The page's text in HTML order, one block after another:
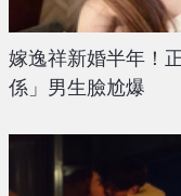
嫁逸祥新婚半年！
係」男生臉尬爆